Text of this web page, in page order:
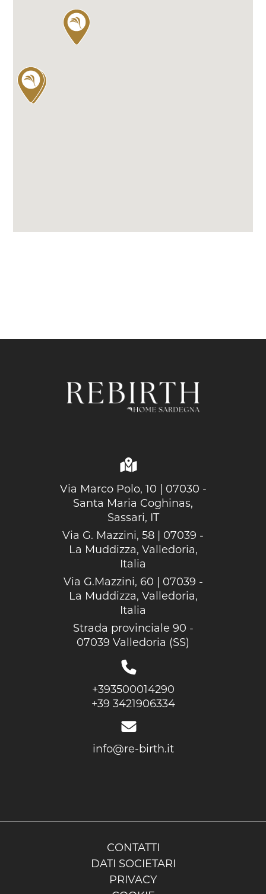
Via Marco Polo, 10 | 07030 -
Santa Maria Coghinas,
Sassari, IT
Via G. Mazzini, 58 | 07039 -
La Muddizza, Valledoria,
Italia
Via G.Mazzini, 60 | 07039 -
La Muddizza, Valledoria,
Italia
Strada provinciale 90 -
07039 Valledoria (SS)
+393500014290
+39 3421906334
info@re-birth.it
CONTATTI
DATI SOCIETARI
PRIVACY